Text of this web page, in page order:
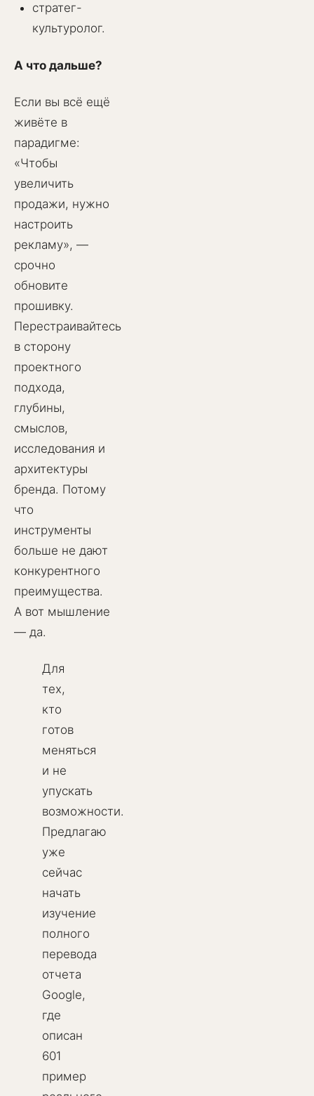
стратег-
культуролог.
А что дальше?
Если вы всё ещё
живёте в
парадигме:
«Чтобы
увеличить
продажи, нужно
настроить
рекламу», —
срочно
обновите
прошивку.
Перестраивайтесь
в сторону
проектного
подхода,
глубины,
смыслов,
исследования и
архитектуры
бренда. Потому
что
инструменты
больше не дают
конкурентного
преимущества.
А вот мышление
— да.
Для
тех,
кто
готов
меняться
и не
упускать
возможности.
Предлагаю
уже
сейчас
начать
изучение
полного
перевода
отчета
Google,
где
описан
601
пример